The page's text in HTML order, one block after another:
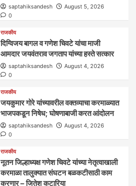
saptahiksandesh
August 5, 2026
0
राजकीय
दिग्विजय बागल व गणेश चिवटे यांचा माजी
आमदार जयवंतराव जगताप यांच्या हस्ते सत्कार
saptahiksandesh
August 4, 2026
0
राजकीय
जयकुमार गोरे यांच्यावरील वक्तव्याचा करमाळ्यात
भाजपकडून निषेध; घोषणाबाजी करत आंदोलन
saptahiksandesh
August 4, 2026
0
राजकीय
नूतन जिल्हाध्यक्ष गणेश चिवटे यांच्या नेतृत्वाखाली
करमाळा तालुक्यात संघटन बळकटीसाठी काम
करणार – जितेश कटारिया